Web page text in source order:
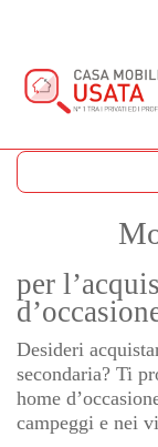
per
Desideri
secondaria? Ti
home
campeggi e nei